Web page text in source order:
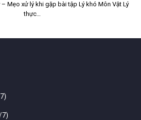
Mẹo xử lý khi gặp bài tập Lý khó Môn Vật Lý
thực…
7)